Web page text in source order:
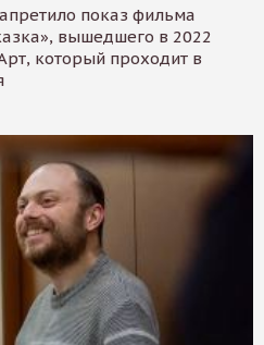
показ фильма
вышедшего в 2022
который проходит в